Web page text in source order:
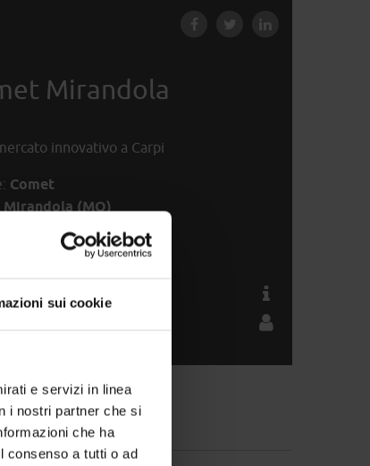
sui cookie
e servizi in linea
i nostri partner che si
che ha
consenso a tutti o ad
Mirandola
innovativo a Carpi
Comet
Mirandola (MO)